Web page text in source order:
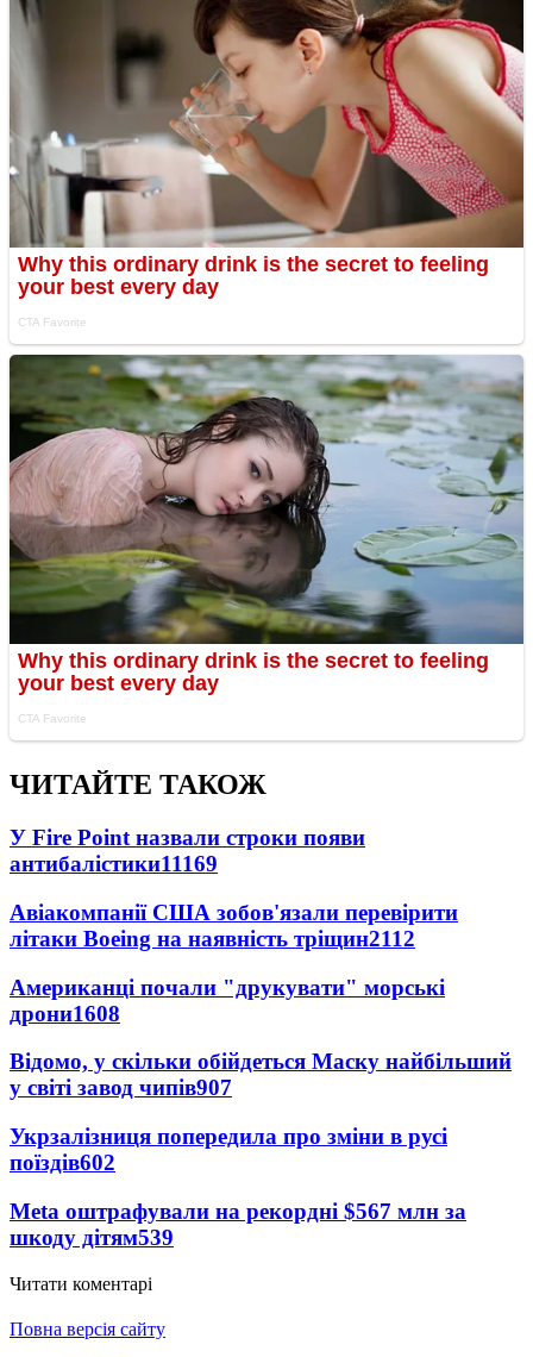
ЧИТАЙТЕ ТАКОЖ
У Fire Point назвали строки появи
антибалістики11169
Авіакомпанії США зобов'язали перевірити
літаки Boeing на наявність тріщин2112
Американці почали "друкувати" морські
дрони1608
Відомо, у скільки обійдеться Маску найбільший
у світі завод чипів907
Укрзалізниця попередила про зміни в русі
поїздів602
Meta оштрафували на рекордні $567 млн за
шкоду дітям539
Читати коментарі
Повна версія сайту